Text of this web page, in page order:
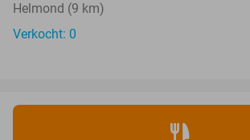
Helmond (9 km)
Verkocht: 0